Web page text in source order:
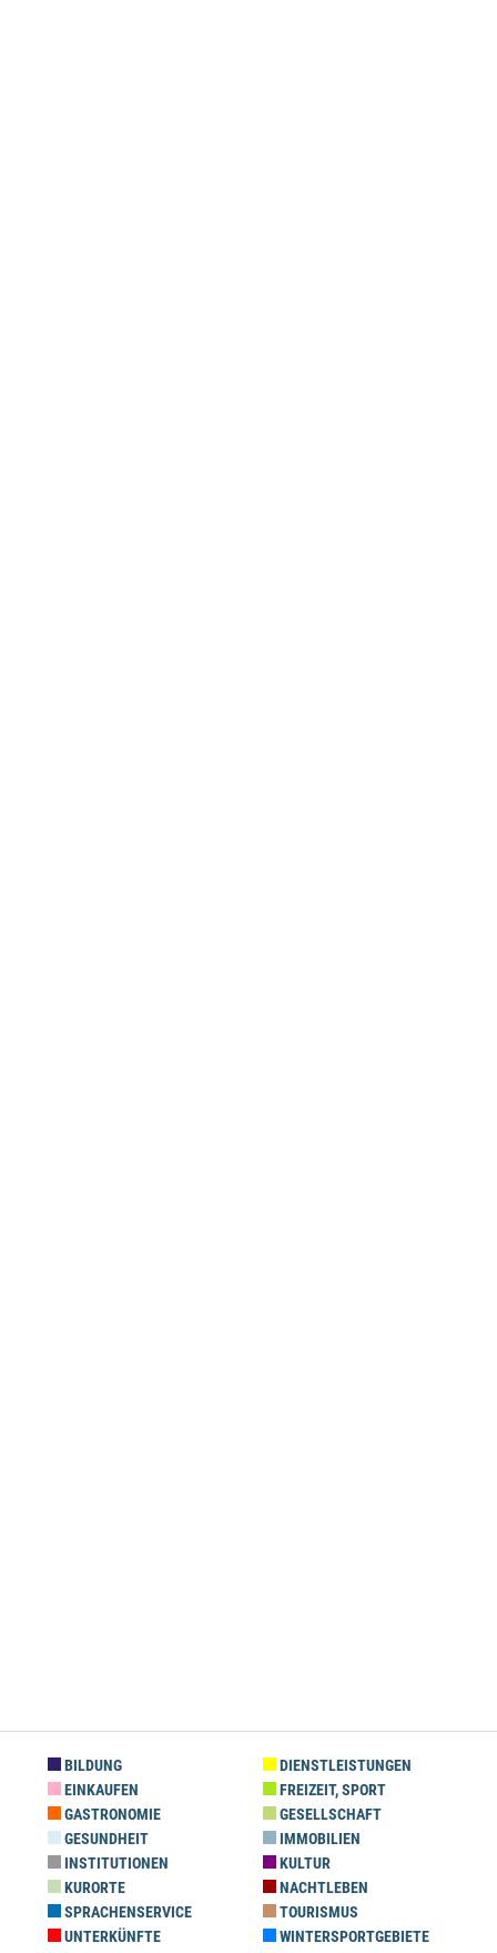
BILDUNG
DIENSTLEISTUNGEN
EINKAUFEN
FREIZEIT, SPORT
GASTRONOMIE
GESELLSCHAFT
GESUNDHEIT
IMMOBILIEN
INSTITUTIONEN
KULTUR
KURORTE
NACHTLEBEN
SPRACHENSERVICE
TOURISMUS
UNTERKÜNFTE
WINTERSPORTGEBIETE